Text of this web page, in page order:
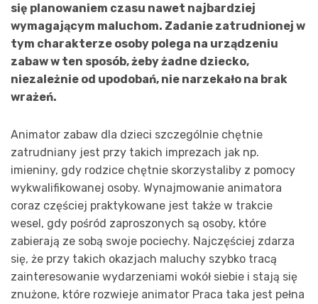
się planowaniem czasu nawet najbardziej
wymagającym maluchom. Zadanie zatrudnionej w
tym charakterze osoby polega na urządzeniu
zabaw w ten sposób, żeby żadne dziecko,
niezależnie od upodobań, nie narzekało na brak
wrażeń.
Animator zabaw dla dzieci szczególnie chętnie
zatrudniany jest przy takich imprezach jak np.
imieniny, gdy rodzice chętnie skorzystaliby z pomocy
wykwalifikowanej osoby. Wynajmowanie animatora
coraz częściej praktykowane jest także w trakcie
wesel, gdy pośród zaproszonych są osoby, które
zabierają ze sobą swoje pociechy. Najczęściej zdarza
się, że przy takich okazjach maluchy szybko tracą
zainteresowanie wydarzeniami wokół siebie i stają się
znużone, które rozwieje animator Praca taka jest pełna